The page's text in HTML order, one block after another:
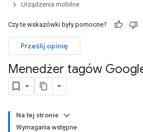
Urządzenia mobilne
Czy te wskazówki były pomocne?
Prześlij opinię
Menedżer tagów
Na tej stronie
Wymagania wstępne